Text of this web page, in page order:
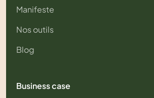
Manifeste
Nos outils
Blog
Business case